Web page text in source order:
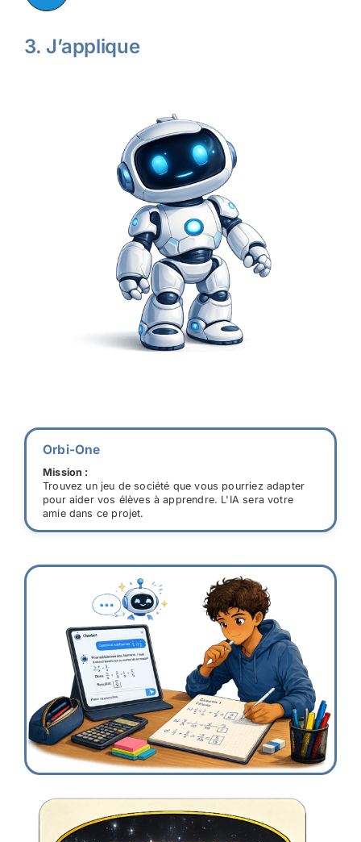
3. J’applique
Orbi-One
Mission :
Trouvez un jeu de société que vous pourriez adapter
pour aider vos élèves à apprendre. L'IA sera votre
amie dans ce projet.